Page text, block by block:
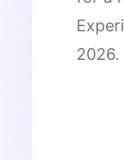
2026.